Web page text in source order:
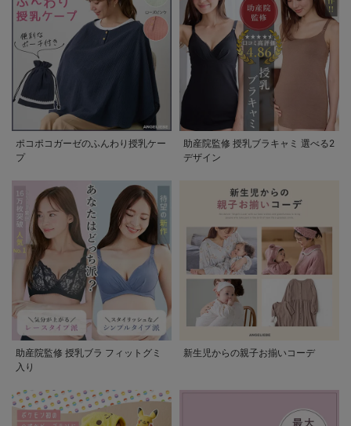
ポコポコガーゼのふんわり授乳ケー
プ
助産院監修 授乳ブラキャミ 選べる2
デザイン
助産院監修 授乳ブラ フィットグミ
入り
新生児からの親子お揃いコーデ